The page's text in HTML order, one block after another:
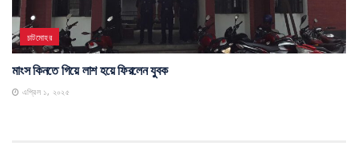
চাটমোহর
মাংস কিনতে গিয়ে লাশ হয়ে ফিরলেন যুবক
এপ্রিল ১, ২০২৫